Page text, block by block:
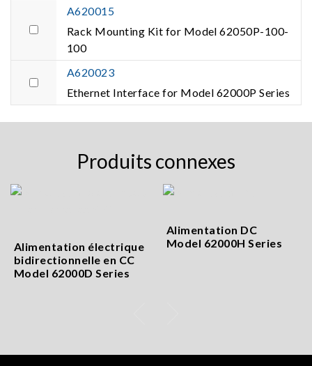
A620015
Rack Mounting Kit for Model 62050P-100-
100
A620023
Ethernet Interface for Model 62000P Series
Produits connexes
Alimentation électrique
bidirectionnelle en CC
Model 62000D Series
Alimentation DC
Model 62000H Series